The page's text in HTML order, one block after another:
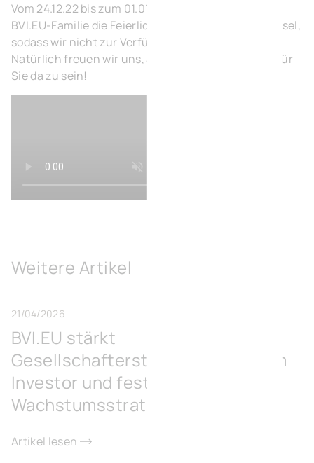
Vom 24.12.22 bis zum 01.01.23 genießt auch unsere
BVI.EU-Familie die Feierlichkeiten zum Jahreswechsel,
sodass wir nicht zur Verfügung stehen werden.
Natürlich freuen wir uns, ab dem 2. Januar wieder für
Sie da zu sein!
Weitere Artikel
21/04/2026
BVI.EU stärkt
Gesellschafterstruktur mit neuem
Investor und festigt langfristige
Wachstumsstrategie
Artikel lesen